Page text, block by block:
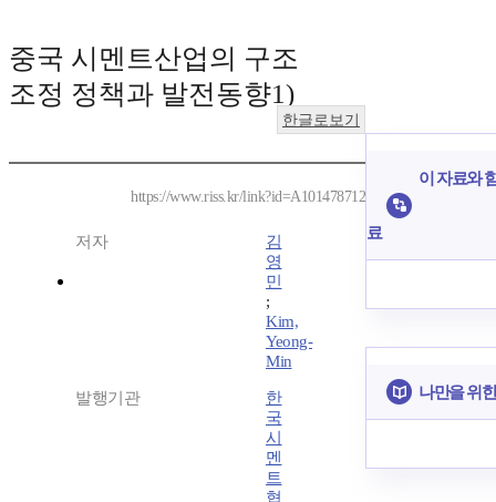
중국 시멘트산업의 구조
조정 정책과 발전동향1)
한글로보기
https://www.riss.kr/link?id=A101478712
저자
김
영
민
;
Kim,
Yeong-
Min
발행기관
한
국
시
멘
트
협
이 자료와
료
나만을 위